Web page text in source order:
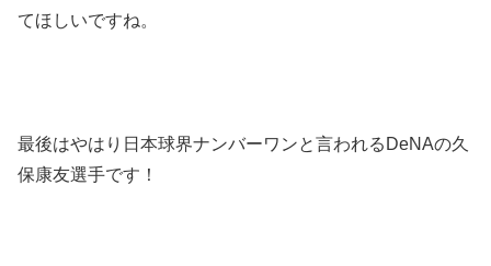
てほしいですね。
最後はやはり日本球界ナンバーワンと言われるDeNAの久
保康友選手です！